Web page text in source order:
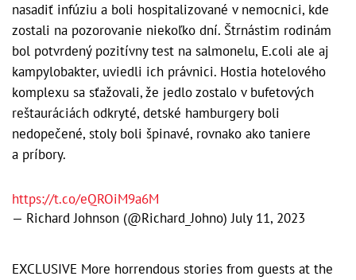
nasadiť infúziu a boli hospitalizované v nemocnici, kde
zostali na pozorovanie niekoľko dní. Štrnástim rodinám
bol potvrdený pozitívny test na salmonelu, E.coli ale aj
kampylobakter, uviedli ich právnici. Hostia hotelového
komplexu sa sťažovali, že jedlo zostalo v bufetových
reštauráciách odkryté, detské hamburgery boli
nedopečené, stoly boli špinavé, rovnako ako taniere
a príbory.
https://t.co/eQROiM9a6M
— Richard Johnson (@Richard_Johno)July 11, 2023
EXCLUSIVE More horrendous stories from guests at the